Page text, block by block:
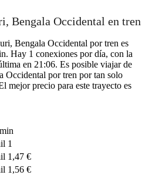
Bengala Occidental en tren
Bengala Occidental por tren es
Hay 1 conexiones por día, con la
en 21:06. Es posible viajar de
Occidental por tren por tan solo
mejor precio para este trayecto es
1
1,47 €
1,56 €